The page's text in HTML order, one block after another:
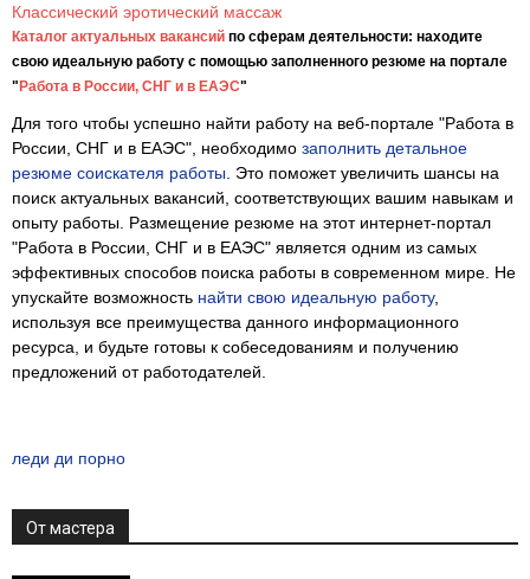
Классический эротический массаж
Каталог актуальных вакансий по сферам деятельности: находите
свою идеальную работу с помощью заполненного резюме на портале
"Работа в России, СНГ и в ЕАЭС"
Для того чтобы успешно найти работу на веб-портале "Работа в
России, СНГ и в ЕАЭС", необходимо заполнить детальное
резюме соискателя работы . Это поможет увеличить шансы на
поиск актуальных вакансий, соответствующих вашим навыкам и
опыту работы. Размещение резюме на этот интернет-портал
"Работа в России, СНГ и в ЕАЭС" является одним из самых
эффективных способов поиска работы в современном мире. Не
упускайте возможность найти свою идеальную работу,
используя все преимущества данного информационного
ресурса, и будьте готовы к собеседованиям и получению
предложений от работодателей.
леди ди порно
От мастера